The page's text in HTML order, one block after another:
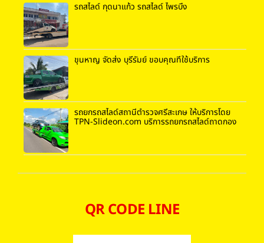
รถสไลด์ กุดนาแก้ว รถสไลด์ ไพรบึง
ขุนหาญ จัดส่ง บุรีรัมย์ ขอบคุณที่ใช้บริการ
รถยกรถสไลด์สถานีตำรวจศรีสะเกษ ให้บริการโดย
TPN-Slideon.com บริการรถยกรถสไลด์ถาดกอง
QR CODE LINE